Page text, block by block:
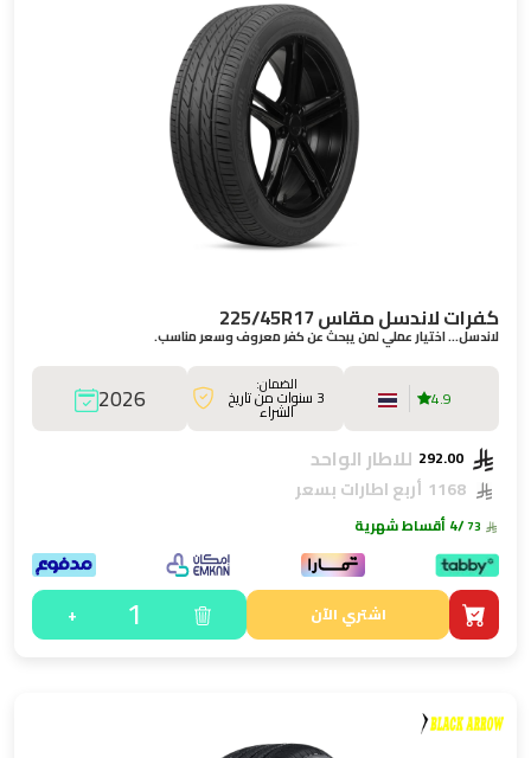
كفرات لاندسل مقاس 225/45R17
لاندسل… اختيار عملي لمن يبحث عن كفر معروف وسعر مناسب.
4.9
الضمان:
3 سنوات من تاريخ
الشراء 2026
للاطار الواحد
أربع اطارات بسعر
/4 أقساط شهرية
اشتري الآن 1
+